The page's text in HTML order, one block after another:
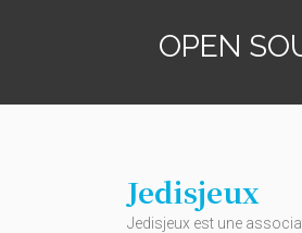
OPEN
Jedisjeux
Jedisjeux est une